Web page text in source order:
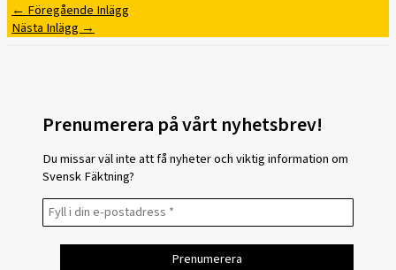
←Föregående Inlägg
Nästa Inlägg→
Prenumerera på vårt nyhetsbrev!
Du missar väl inte att få nyheter och viktig information om
Svensk Fäktning?